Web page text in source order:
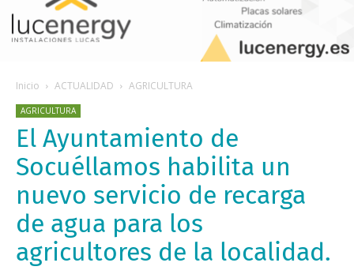
Inicio ACTUALIDAD AGRICULTURA
AGRICULTURA
El Ayuntamiento de
Socuéllamos habilita un
nuevo servicio de recarga
de agua para los
agricultores de la localidad.